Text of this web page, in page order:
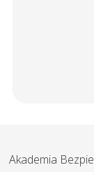
Akademia